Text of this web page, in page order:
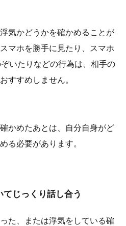
気かどうかを確かめることが
マホを勝手に見たり、スマホ
いたりなどの行為は、相手の
すすめしません。
かめたあとは、自分自身がど
る必要があります。
じっくり話し合う
た、または浮気をしている確